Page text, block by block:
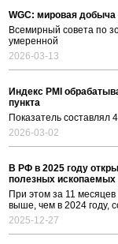
WGC: мировая добыча
Всемирный совета по
умеренной
2026-03-13
Индекс PMI
пункта
Показатель составлял
2026-03-02
В РФ в 2025 году
полезных ископаемых
При этом за 11
выше, чем в 2024 году,
2025-12-27